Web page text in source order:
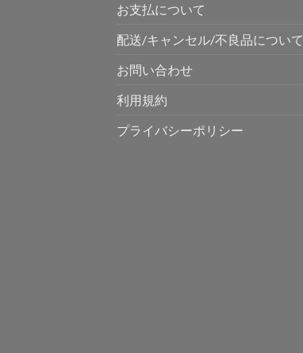
お支払について
配送/キャンセル/不良品について
お問い合わせ
利用規約
プライバシーポリシー